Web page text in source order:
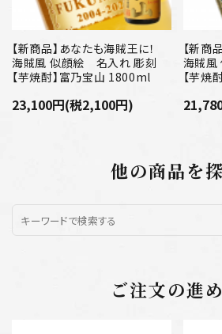
【新商品】あなたも海賊王に！
海賊風 似顔絵 名入れ 彫刻
【芋焼酎】富乃宝山 1800ml
23,100円(税2,100円)
【新商
海賊
【芋焼
他の商品を
ご注文の進